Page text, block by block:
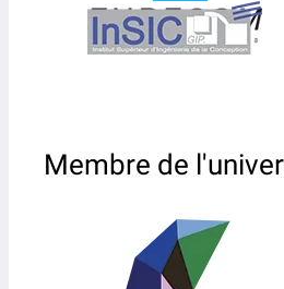
Membre de